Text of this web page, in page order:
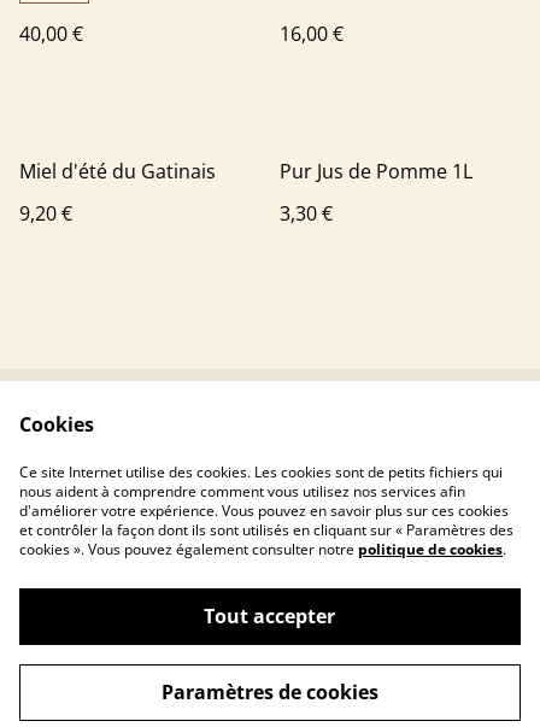
40,00 € 16,00 €
Miel d'été du Gatinais
9,20 €
Pur Jus de Pomme 1L
3,30 €
Politique de
confidentialité
Politique de cookies
©2026Les Amandes De Pithiviers
powered by
Cookies
Ce site Internet utilise des cookies. Les cookies sont de petits fichiers qui
nous aident à comprendre comment vous utilisez nos services afin
d'améliorer votre expérience. Vous pouvez en savoir plus sur ces cookies
et contrôler la façon dont ils sont utilisés en cliquant sur « Paramètres des
cookies ». Vous pouvez également consulter notre politique de cookies.
Tout accepter
Paramètres de cookies